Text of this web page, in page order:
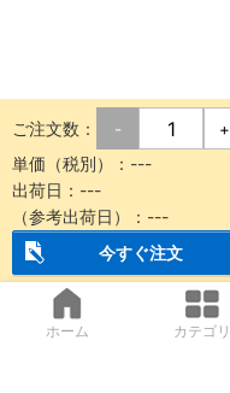
ご注文数： - +
単価（税別）： ---
出荷日： ---
（参考出荷日）： ---
今すぐ注文
ホーム カテゴリ